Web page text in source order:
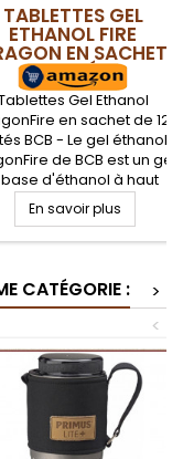
TABLETTES GEL
ETHANOL FIRE
EN SACHET
DE 12 UNITÉS BCB
Gel Ethanol
en sachet de 12
BCB - Le gel éthanol
de BCB est un gel
d'éthanol à haut
énergétique et non
toxique. En sachet de 12
de 27 g avec
qu'allume feu ou bien
pour votre
En savoir plus
CATÉGORIE :
>
<